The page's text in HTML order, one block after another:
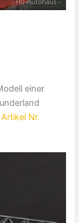
einer
Artikel Nr.